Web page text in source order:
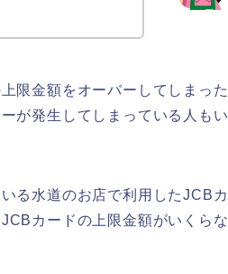
限金額をオーバーしてしまった
が発生してしまっている人もい
る水道のお店で利用したJCBカ
カードの上限金額がいくらな